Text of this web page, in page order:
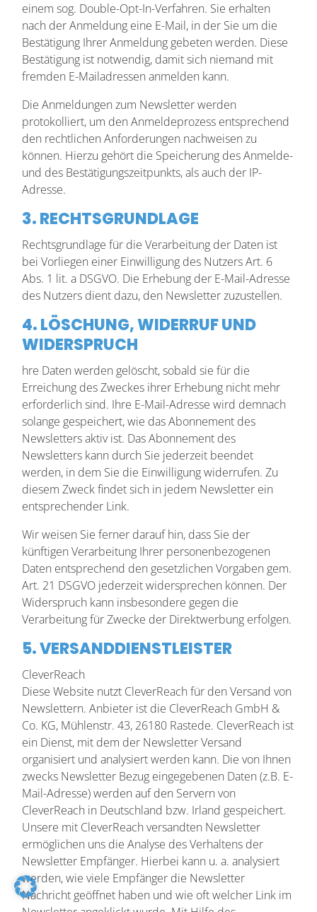
einem sog. Double-Opt-In-Verfahren. Sie erhalten
nach der Anmeldung eine E-Mail, in der Sie um die
Bestätigung Ihrer Anmeldung gebeten werden. Diese
Bestätigung ist notwendig, damit sich niemand mit
fremden E-Mailadressen anmelden kann.
Die Anmeldungen zum Newsletter werden
protokolliert, um den Anmeldeprozess entsprechend
den rechtlichen Anforderungen nachweisen zu
können. Hierzu gehört die Speicherung des Anmelde-
und des Bestätigungszeitpunkts, als auch der IP-
Adresse.
3. RECHTSGRUNDLAGE
Rechtsgrundlage für die Verarbeitung der Daten ist
bei Vorliegen einer Einwilligung des Nutzers Art. 6
Abs. 1 lit. a DSGVO. Die Erhebung der E-Mail-Adresse
des Nutzers dient dazu, den Newsletter zuzustellen.
4. LÖSCHUNG, WIDERRUF UND
WIDERSPRUCH
hre Daten werden gelöscht, sobald sie für die
Erreichung des Zweckes ihrer Erhebung nicht mehr
erforderlich sind. Ihre E-Mail-Adresse wird demnach
solange gespeichert, wie das Abonnement des
Newsletters aktiv ist. Das Abonnement des
Newsletters kann durch Sie jederzeit beendet
werden, in dem Sie die Einwilligung widerrufen. Zu
diesem Zweck findet sich in jedem Newsletter ein
entsprechender Link.
Wir weisen Sie ferner darauf hin, dass Sie der
künftigen Verarbeitung Ihrer personenbezogenen
Daten entsprechend den gesetzlichen Vorgaben gem.
Art. 21 DSGVO jederzeit widersprechen können. Der
Widerspruch kann insbesondere gegen die
Verarbeitung für Zwecke der Direktwerbung erfolgen.
5. VERSANDDIENSTLEISTER
CleverReach
Diese Website nutzt CleverReach für den Versand von
Newslettern. Anbieter ist die CleverReach GmbH &
Co. KG, Mühlenstr. 43, 26180 Rastede. CleverReach ist
ein Dienst, mit dem der Newsletter Versand
organisiert und analysiert werden kann. Die von Ihnen
zwecks Newsletter Bezug eingegebenen Daten (z.B. E-
Mail-Adresse) werden auf den Servern von
CleverReach in Deutschland bzw. Irland gespeichert.
Unsere mit CleverReach versandten Newsletter
ermöglichen uns die Analyse des Verhaltens der
Newsletter Empfänger. Hierbei kann u. a. analysiert
werden, wie viele Empfänger die Newsletter
Nachricht geöffnet haben und wie oft welcher Link im